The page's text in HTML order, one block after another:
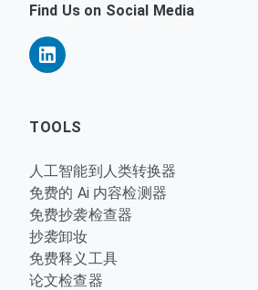
Find Us on Social Media
TOOLS
人工智能到人类转换器
免费的 Ai 内容检测器
免费抄袭检查器
抄袭卸妆
免费释义工具
论文检查器